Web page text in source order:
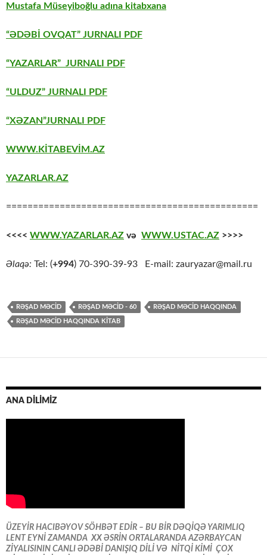
Mustafa Müseyiboğlu adına kitabxana
“ƏDƏBİ OVQAT” JURNALI PDF
“YAZARLAR” JURNALI PDF
“ULDUZ” JURNALI PDF
“XƏZAN”JURNALI PDF
WWW.KİTABEVİM.AZ
YAZARLAR.AZ
===============================================
<<<< WWW.YAZARLAR.AZ və WWW.USTAC.AZ >>>>
Əlaqə: Tel: (+994) 70-390-39-93 E-mail: zauryazar@mail.ru
RƏŞAD MƏCİD RƏŞAD MƏCİD - 60 RƏŞAD MƏCİD HAQQINDA
RƏŞAD MƏCID HAQQINDA KITAB
ANA DİLİMİZ
ÜZEYİR HACIBƏYOV SÖHBƏT EDİR – BU BİR DƏQİQƏ YARIMLIQ
LENT EYNİ ZAMANDA XX ƏSRİN ORTALARANDA AZƏRBAYCAN
ZİYALISININ CANLI ƏDƏBİ DANIŞIQ DİLİ VƏ NİTQİ KİMİ ÇOX